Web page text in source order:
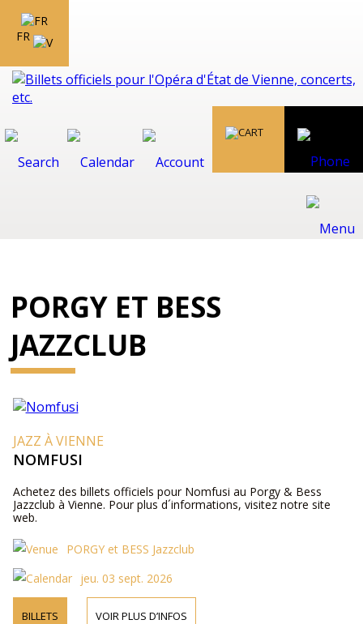
FR
PORGY ET BESS
JAZZCLUB
JAZZ À VIENNE
NOMFUSI
Achetez des billets officiels pour Nomfusi au Porgy & Bess
Jazzclub à Vienne. Pour plus d´informations, visitez notre site
web.
PORGY et BESS Jazzclub
jeu. 03 sept. 2026
BILLETS VOIR PLUS D’INFOS